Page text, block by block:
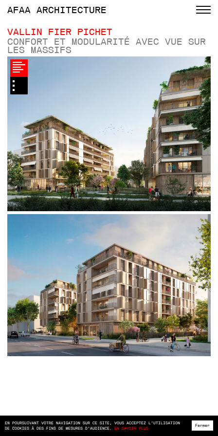
Fermer
EN POURSUIVANT VOTRE NAVIGATION SUR CE SITE, VOUS ACCEPTEZ L’UTILISATION
DE COOKIES À DES FINS DE MESURES D’AUDIENCE. EN SAVOIR PLUS
AFAA ARCHITECTURE
VALLIN FIER PICHET
CONFORT ET MODULARITÉ AVEC VUE SUR
LES MASSIFS